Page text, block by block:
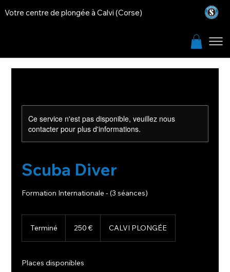
Votre centre de plongée à Calvi (Corse)
Ce service n'est pas disponible, veuillez nous
contacter pour plus d'informations.
Scuba Diver
Formation Internationale - (3 séances)
Terminé
i
250 € CALVI PLONGÉE
Places disponibles